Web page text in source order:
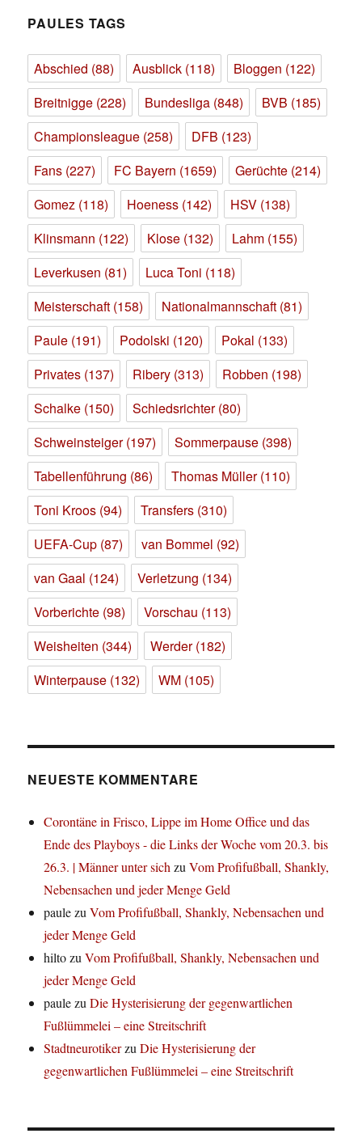
PAULES TAGS
Abschied (88) Ausblick (118) Bloggen (122)
Breitnigge (228) Bundesliga (848) BVB (185)
Championsleague (258) DFB (123)
Fans (227) FC Bayern (1659) Gerüchte (214)
Gomez (118) Hoeness (142) HSV (138)
Klinsmann (122) Klose (132) Lahm (155)
Leverkusen (81) Luca Toni (118)
Meisterschaft (158) Nationalmannschaft (81)
Paule (191) Podolski (120) Pokal (133)
Privates (137) Ribery (313) Robben (198)
Schalke (150) Schiedsrichter(80)
Schweinsteiger(197) Sommerpause (398)
Tabellenführung (86) Thomas Müller(110)
Toni Kroos (94) Transfers (310)
UEFA-Cup (87) van Bommel (92)
van Gaal (124) Verletzung (134)
Vorberichte (98) Vorschau (113)
Weisheiten (344) Werder(182)
Winterpause (132) WM (105)
NEUESTE KOMMENTARE
Corontäne in Frisco, Lippe im Home Office und das
Ende des Playboys - die Links der Woche vom 20.3. bis
26.3. | Männer unter sichzuVom Profifußball, Shankly,
Nebensachen und jeder Menge Geld
paulezuVom Profifußball, Shankly, Nebensachen und
jeder Menge Geld
hiltozuVom Profifußball, Shankly, Nebensachen und
jeder Menge Geld
paulezuDie Hysterisierung der gegenwartlichen
Fußlümmelei – eine Streitschrift
StadtneurotikerzuDie Hysterisierung der
gegenwartlichen Fußlümmelei – eine Streitschrift